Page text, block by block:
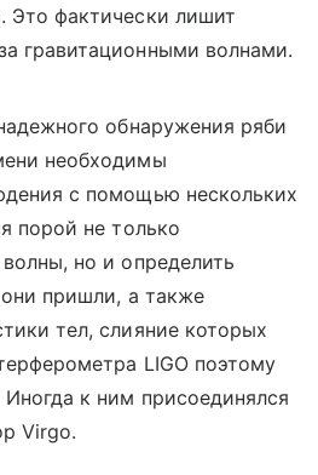
Это фактически лишит
гравитационными волнами.
обнаружения ряби
необходимы
с помощью нескольких
порой не только
но и определить
они пришли, а также
тел, слияние которых
LIGO поэтому
к ним присоединялся
Virgo.